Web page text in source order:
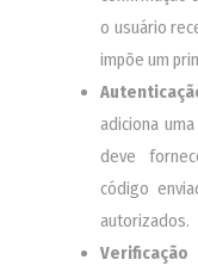
o usuário
impõe um
adiciona
deve
código
autorizados.